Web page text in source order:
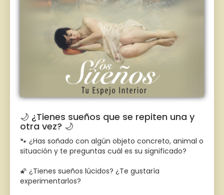
🌙 ¿Tienes sueños que se repiten una y
otra vez? 🌙
🐾 ¿Has soñado con algún objeto concreto, animal o
situación y te preguntas cuál es su significado?
🌠 ¿Tienes sueños lúcidos? ¿Te gustaría
experimentarlos?